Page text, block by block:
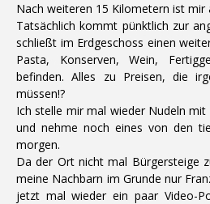
Nach weiteren 15 Kilometern ist mir
Tatsächlich kommt pünktlich zur
schließt im Erdgeschoss einen
Pasta, Konserven, Wein,
befinden. Alles zu Preisen, die
müssen!?
Ich stelle mir mal wieder Nudeln
und nehme noch eines von den
morgen.
Da der Ort nicht mal Bürgersteige
meine Nachbarn im Grunde nur
jetzt mal wieder ein paar Video-